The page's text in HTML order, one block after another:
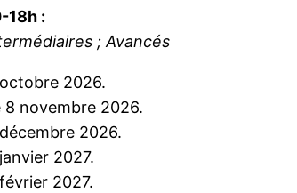
18h :
; Avancés
2026.
8 novembre 2026.
2026.
2027.
2027.